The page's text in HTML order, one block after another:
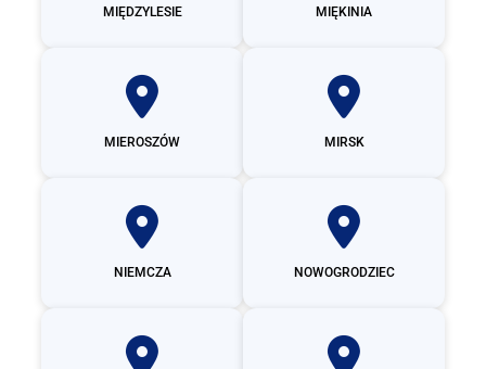
MIĘDZYLESIE MIĘKINIA
MIEROSZÓW MIRSK
NIEMCZA NOWOGRODZIEC